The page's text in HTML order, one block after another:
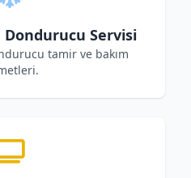
Servisi
tamir ve bakım